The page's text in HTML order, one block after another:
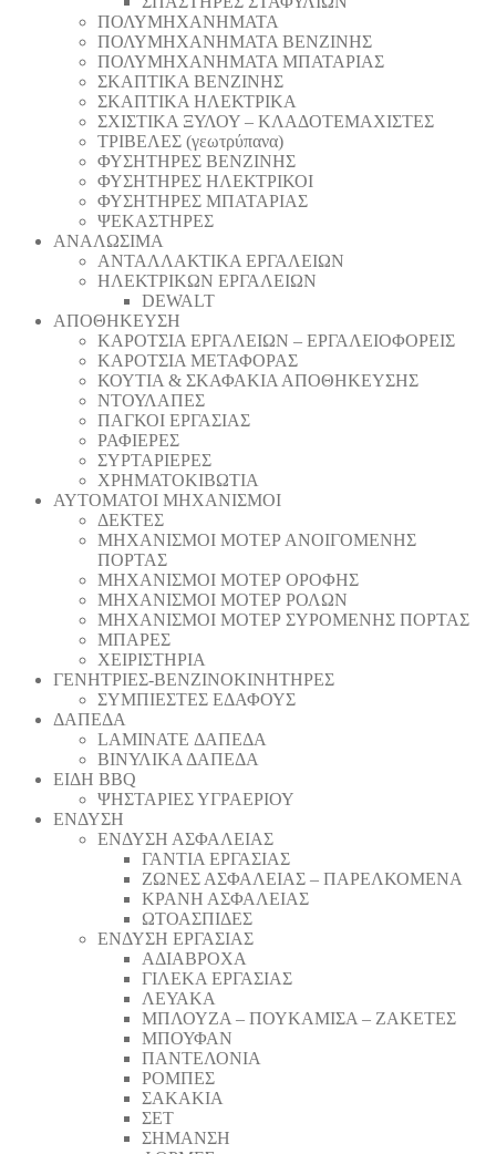
ΠΟΛΥΜΗΧΑΝΗΜΑΤΑ
ΠΟΛΥΜΗΧΑΝΗΜΑΤΑ ΒΕΝΖΙΝΗΣ
ΠΟΛΥΜΗΧΑΝΗΜΑΤΑ ΜΠΑΤΑΡΙΑΣ
ΣΚΑΠΤΙΚΑ ΒΕΝΖΙΝΗΣ
ΣΚΑΠΤΙΚΑ ΗΛΕΚΤΡΙΚΑ
ΣΧΙΣΤΙΚΑ ΞΥΛΟΥ – ΚΛΑΔΟΤΕΜΑΧΙΣΤΕΣ
ΤΡΙΒΕΛΕΣ (γεωτρύπανα)
ΦΥΣΗΤΗΡΕΣ ΒΕΝΖΙΝΗΣ
ΦΥΣΗΤΗΡΕΣ ΗΛΕΚΤΡΙΚΟΙ
ΦΥΣΗΤΗΡΕΣ ΜΠΑΤΑΡΙΑΣ
ΨΕΚΑΣΤΗΡΕΣ
ΑΝΑΛΩΣΙΜΑ
ΑΝΤΑΛΛΑΚΤΙΚΑ ΕΡΓΑΛΕΙΩΝ
ΗΛΕΚΤΡΙΚΩΝ ΕΡΓΑΛΕΙΩΝ
DEWALT
ΑΠΟΘΗΚΕΥΣΗ
ΚΑΡΟΤΣΙΑ ΕΡΓΑΛΕΙΩΝ – ΕΡΓΑΛΕΙΟΦΟΡΕΙΣ
ΚΑΡΟΤΣΙΑ ΜΕΤΑΦΟΡΑΣ
ΚΟΥΤΙΑ & ΣΚΑΦΑΚΙΑ ΑΠΟΘΗΚΕΥΣΗΣ
ΝΤΟΥΛΑΠΕΣ
ΠΑΓΚΟΙ ΕΡΓΑΣΙΑΣ
ΡΑΦΙΕΡΕΣ
ΣΥΡΤΑΡΙΕΡΕΣ
ΧΡΗΜΑΤΟΚΙΒΩΤΙΑ
ΑΥΤΟΜΑΤΟΙ ΜΗΧΑΝΙΣΜΟΙ
ΔΕΚΤΕΣ
ΜΗΧΑΝΙΣΜΟΙ ΜΟΤΕΡ ΑΝΟΙΓΟΜΕΝΗΣ
ΠΟΡΤΑΣ
ΜΗΧΑΝΙΣΜΟΙ ΜΟΤΕΡ ΟΡΟΦΗΣ
ΜΗΧΑΝΙΣΜΟΙ ΜΟΤΕΡ ΡΟΛΩΝ
ΜΗΧΑΝΙΣΜΟΙ ΜΟΤΕΡ ΣΥΡΟΜΕΝΗΣ ΠΟΡΤΑΣ
ΜΠΑΡΕΣ
ΧΕΙΡΙΣΤΗΡΙΑ
ΓΕΝΗΤΡΙΕΣ-ΒΕΝΖΙΝΟΚΙΝΗΤΗΡΕΣ
ΣΥΜΠΙΕΣΤΕΣ ΕΔΑΦΟΥΣ
ΔΑΠΕΔΑ
LAMINATE ΔΑΠΕΔΑ
ΒΙΝΥΛΙΚΑ ΔΑΠΕΔΑ
ΕΙΔΗ BBQ
ΨΗΣΤΑΡΙΕΣ ΥΓΡΑΕΡΙΟΥ
ΕΝΔΥΣΗ
ΕΝΔΥΣΗ ΑΣΦΑΛΕΙΑΣ
ΓΑΝΤΙΑ ΕΡΓΑΣΙΑΣ
ΖΩΝΕΣ ΑΣΦΑΛΕΙΑΣ – ΠΑΡΕΛΚΟΜΕΝΑ
ΚΡΑΝΗ ΑΣΦΑΛΕΙΑΣ
ΩΤΟΑΣΠΙΔΕΣ
ΕΝΔΥΣΗ ΕΡΓΑΣΙΑΣ
ΑΔΙΑΒΡΟΧΑ
ΓΙΛΕΚΑ ΕΡΓΑΣΙΑΣ
ΛΕΥΑΚΑ
ΜΠΛΟΥΖΑ – ΠΟΥΚΑΜΙΣΑ – ΖΑΚΕΤΕΣ
ΜΠΟΥΦΑΝ
ΠΑΝΤΕΛΟΝΙΑ
ΡΟΜΠΕΣ
ΣΑΚΑΚΙΑ
ΣΕΤ
ΣΗΜΑΝΣΗ